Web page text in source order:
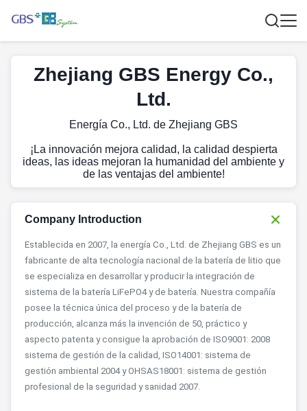
Zhejiang GBS Energy Co.,
Ltd.
Energía Co., Ltd. de Zhejiang GBS
¡La innovación mejora calidad, la calidad despierta
ideas, las ideas mejoran la humanidad del ambiente y
de las ventajas del ambiente!
Company Introduction
Establecida en 2007, la energía Co., Ltd. de Zhejiang GBS es un
fabricante de alta tecnología nacional de la batería de litio que
se especializa en desarrollar y producir la integración de
sistema de la batería LiFePO4 y de batería. Nuestra compañía
posee la técnica única del proceso y de la batería de
producción, alcanza más la invención de 50, práctico y
aspecto patenta y consigue la aprobación de ISO9001: 2008
sistema de gestión de la calidad, ISO14001: sistema de
gestión ambiental 2004 y OHSAS18001: sistema de gestión
profesional de la seguridad y sanidad 2007.